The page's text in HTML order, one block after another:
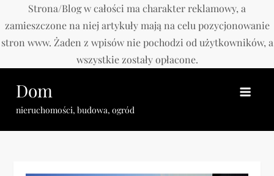
Strona/Blog w całości ma charakter reklamowy, a
zamieszczone na niej artykuły mają na celu pozycjonowanie
stron www. Żaden z wpisów nie pochodzi od użytkowników, a
wszystkie zostały opłacone.
content
Dom
nieruchomości, budowa, ogród